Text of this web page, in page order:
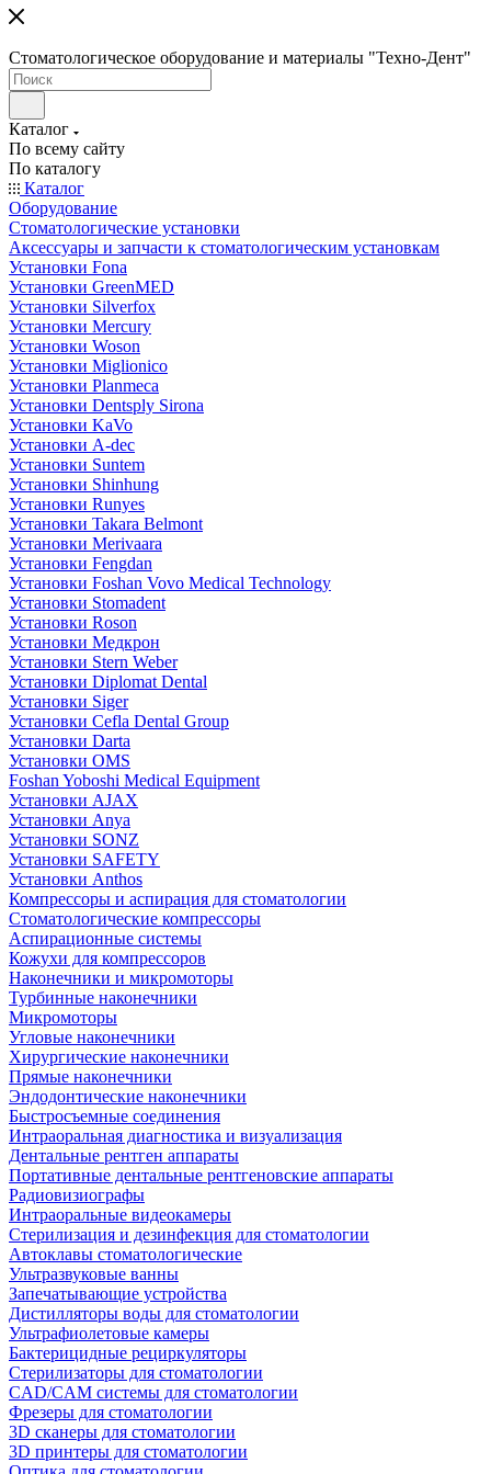
Стоматологическое оборудование и материалы "Техно-Дент"
Каталог
По всему сайту
По каталогу
Каталог
Оборудование
Стоматологические установки
Аксессуары и запчасти к стоматологическим установкам
Установки Fona
Установки GreenMED
Установки Silverfox
Установки Mercury
Установки Woson
Установки Miglionico
Установки Planmeca
Установки Dentsply Sirona
Установки KaVo
Установки A-dec
Установки Suntem
Установки Shinhung
Установки Runyes
Установки Takara Belmont
Установки Merivaara
Установки Fengdan
Установки Foshan Vovo Medical Technology
Установки Stomadent
Установки Roson
Установки Медкрон
Установки Stern Weber
Установки Diplomat Dental
Установки Siger
Установки Cefla Dental Group
Установки Darta
Установки OMS
Foshan Yoboshi Medical Equipment
Установки AJAX
Установки Anya
Установки SONZ
Установки SAFETY
Установки Anthos
Компрессоры и аспирация для стоматологии
Стоматологические компрессоры
Аспирационные системы
Кожухи для компрессоров
Наконечники и микромоторы
Турбинные наконечники
Микромоторы
Угловые наконечники
Хирургические наконечники
Прямые наконечники
Эндодонтические наконечники
Быстросъемные соединения
Интраоральная диагностика и визуализация
Дентальные рентген аппараты
Портативные дентальные рентгеновские аппараты
Радиовизиографы
Интраоральные видеокамеры
Стерилизация и дезинфекция для стоматологии
Автоклавы стоматологические
Ультразвуковые ванны
Запечатывающие устройства
Дистилляторы воды для стоматологии
Ультрафиолетовые камеры
Бактерицидные рециркуляторы
Стерилизаторы для стоматологии
CAD/CAM системы для стоматологии
Фрезеры для стоматологии
3D cканеры для стоматологии
3D принтеры для стоматологии